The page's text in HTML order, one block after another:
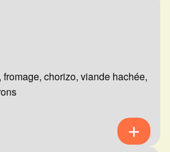
chorizo, viande hachée,